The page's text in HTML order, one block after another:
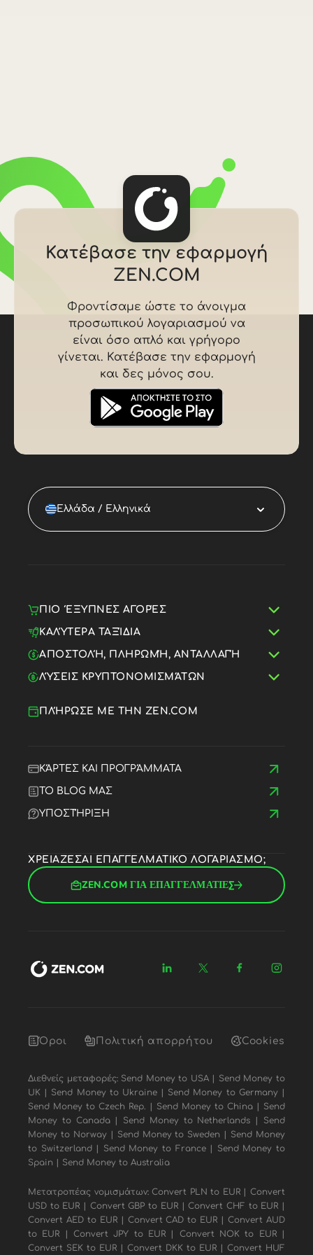
Κατέβασε την εφαρμογή
ZEN.COM
Φροντίσαμε ώστε το άνοιγμα
προσωπικού λογαριασμού να
είναι όσο απλό και γρήγορο
γίνεται. Κατέβασε την εφαρμογή
και δες μόνος σου.
Ελλάδα / Ελληνικά
ΚΆΡΤΕΣ ΚΑΙ ΠΡΟΓΡΆΜΜΑΤΑ
ΤΟ BLOG ΜΑΣ
ΥΠΟΣΤΉΡΙΞΗ
ΠΛΉΡΩΣΕ ΜΕ ΤΗΝ ZEN.COM
ΧΡΕΙΑΖΕΣΑΙ ΕΠΑΓΓΕΛΜΑΤΙΚΟ ΛΟΓΑΡΙΑΣΜΟ;
ZEN.COM ΓΙΑ ΕΠΑΓΓΕΛΜΑΤΙΕΣ
ΠΙΟ ΈΞΥΠΝΕΣ ΑΓΟΡΈΣ
ΚΑΛΎΤΕΡΑ ΤΑΞΊΔΙΑ
ΑΠΟΣΤΟΛΉ, ΠΛΗΡΩΜΉ, ΑΝΤΑΛΛΑΓΉ
ΛΎΣΕΙΣ ΚΡΥΠΤΟΝΟΜΙΣΜΆΤΩΝ
Όροι Πολιτική απορρήτου Cookies
Διεθνείς μεταφορές: Send Money to USA| Send Money to
UK
Send Money to Ukraine| Send Money to Germany|
Send Money to Czech Rep.
Send Money to China
Send
Money to Canada| Send Money to Netherlands
Send
Money to Norway| Send Money to Sweden
Send Money
to Switzerland| Send Money to France| Send Money to
Spain
Send Money to Australia
Μετατροπέας νομισμάτων: Convert PLN to EUR| Convert
USD to EUR
Convert GBP to EUR| Convert CHF to EUR
Convert AED to EUR| Convert CAD to EUR
Convert AUD
to EUR
Convert JPY to EUR Convert NOK to EUR|
Convert SEK to EUR
Convert DKK to EUR Convert HUF